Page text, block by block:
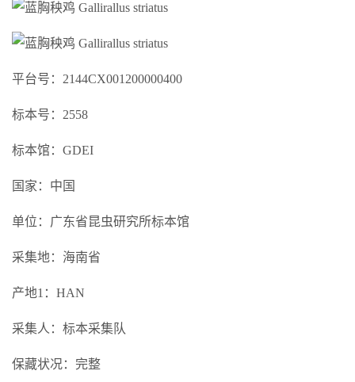
平台号：2144CX001200000400
标本号：2558
标本馆：GDEI
国家：中国
单位：广东省昆虫研究所标本馆
采集地：海南省
产地1：HAN
采集人：标本采集队
保藏状况：完整